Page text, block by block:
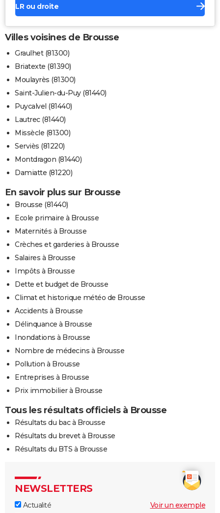
LR ou droite
Villes voisines de Brousse
Graulhet (81300)
Briatexte (81390)
Moulayrès (81300)
Saint-Julien-du-Puy (81440)
Puycalvel (81440)
Lautrec (81440)
Missècle (81300)
Serviès (81220)
Montdragon (81440)
Damiatte (81220)
En savoir plus sur Brousse
Brousse (81440)
Ecole primaire à Brousse
Maternités à Brousse
Crèches et garderies à Brousse
Salaires à Brousse
Impôts à Brousse
Dette et budget de Brousse
Climat et historique météo de Brousse
Accidents à Brousse
Délinquance à Brousse
Inondations à Brousse
Nombre de médecins à Brousse
Pollution à Brousse
Entreprises à Brousse
Prix immobilier à Brousse
Tous les résultats officiels à Brousse
Résultats du bac à Brousse
Résultats du brevet à Brousse
Résultats du BTS à Brousse
NEWSLETTERS
Actualité
Voir un exemple